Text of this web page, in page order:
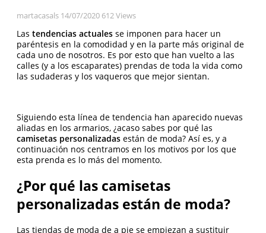
martacasals 14/07/2020 612 Views
Las tendencias actuales se imponen para hacer un
paréntesis en la comodidad y en la parte más original de
cada uno de nosotros. Es por esto que han vuelto a las
calles (y a los escaparates) prendas de toda la vida como
las sudaderas y los vaqueros que mejor sientan.
Siguiendo esta línea de tendencia han aparecido nuevas
aliadas en los armarios, ¿acaso sabes por qué las
camisetas personalizadas están de moda? Así es, y a
continuación nos centramos en los motivos por los que
esta prenda es lo más del momento.
¿Por qué las camisetas
personalizadas están de moda?
Las tiendas de moda de a pie se empiezan a sustituir